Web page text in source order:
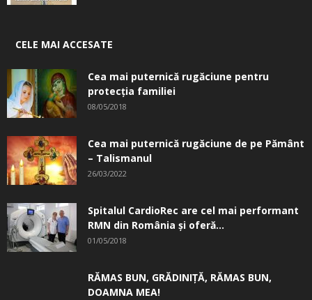
CELE MAI ACCESATE
Cea mai puternică rugăciune pentru
protecția familiei
08/05/2018
Cea mai puternică rugăciune de pe Pământ
– Talismanul
26/03/2022
Spitalul CardioRec are cel mai performant
RMN din România și oferă...
01/05/2018
RĂMAS BUN, GRĂDINIŢĂ, ­RĂMAS BUN,
DOAMNA MEA!